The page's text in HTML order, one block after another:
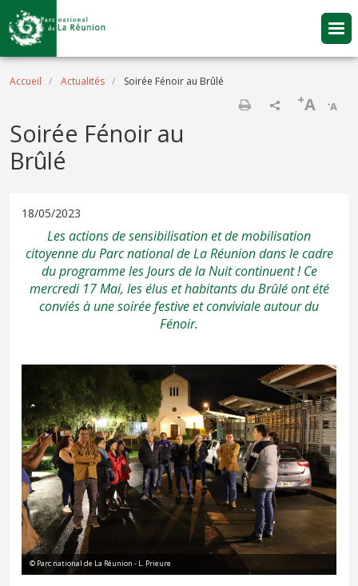
Aller au contenu principal
Fil d'Ariane
Accueil Actualités Soirée Fénoir au Brûlé
-A
+A
Soirée Fénoir au
Brûlé
18/05/2023
Les actions de sensibilisation et de mobilisation
citoyenne du Parc national de La Réunion dans le cadre
du programme les Jours de la Nuit continuent ! Ce
mercredi 17 Mai, les élus et habitants du Brûlé ont été
conviés à une soirée festive et conviviale autour du
Fénoir.
© Parc national de La Réunion - L. Prieure